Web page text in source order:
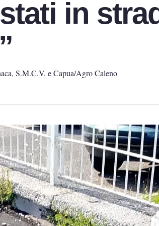
in
, S.M.C.V. e Capua/Agro Caleno